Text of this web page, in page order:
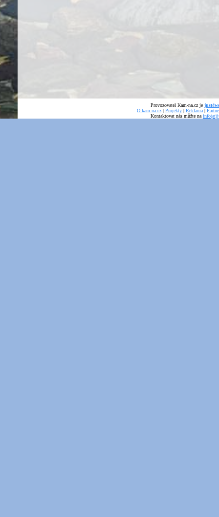
Provozovatel Kam-na.cz je
O kam-na.cz | Projekty | Reklama |
Kontaktovat nás můžte na